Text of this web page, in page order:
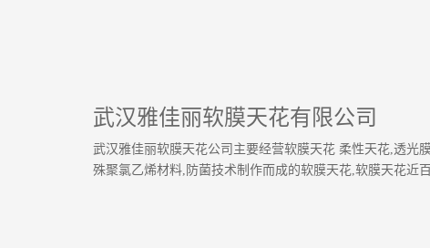
武汉雅佳丽软膜天花有限公司
武汉雅佳丽软膜天花公司主要经营软膜天花 柔性天花,透光
殊聚氯乙烯材料,防菌技术制作而成的软膜天花,软膜天花近